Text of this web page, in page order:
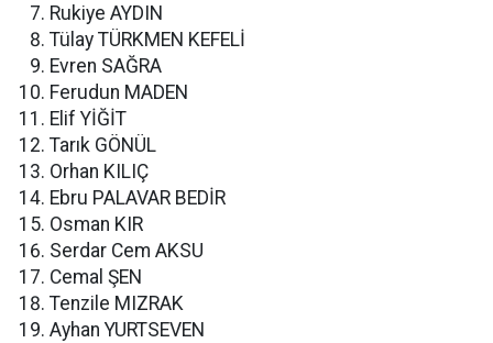
Rukiye AYDIN
Tülay TÜRKMEN KEFELİ
Evren SAĞRA
Ferudun MADEN
Elif YİĞİT
Tarık GÖNÜL
Orhan KILIÇ
Ebru PALAVAR BEDİR
Osman KIR
Serdar Cem AKSU
Cemal ŞEN
Tenzile MIZRAK
Ayhan YURTSEVEN